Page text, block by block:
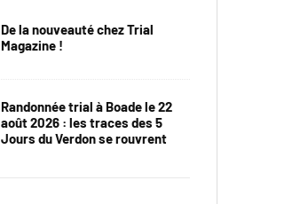
De la nouveauté chez Trial
Magazine !
Randonnée trial à Boade le 22
août 2026 : les traces des 5
Jours du Verdon se rouvrent